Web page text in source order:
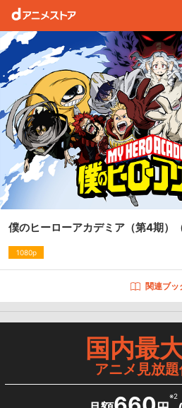
僕のヒーローアカデミア（第4期）
1080p
関連ブッ
国内最
アニメ見放
※2